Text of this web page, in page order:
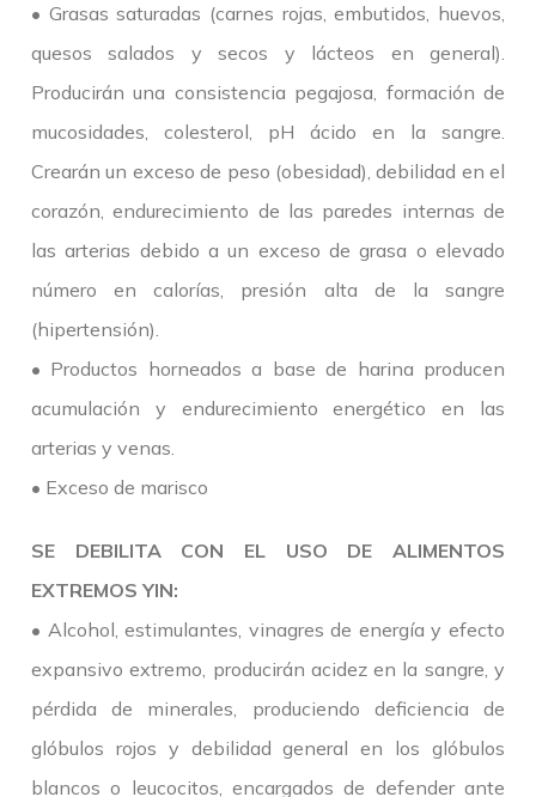
• Grasas saturadas (carnes rojas, embutidos, huevos,
quesos salados y secos y lácteos en general).
Producirán una consistencia pegajosa, formación de
mucosidades, colesterol, pH ácido en la sangre.
Crearán un exceso de peso (obesidad), debilidad en el
corazón, endurecimiento de las paredes internas de
las arterias debido a un exceso de grasa o elevado
número en calorías, presión alta de la sangre
(hipertensión).
• Productos horneados a base de harina producen
acumulación y endurecimiento energético en las
arterias y venas.
• Exceso de marisco
SE DEBILITA CON EL USO DE ALIMENTOS
EXTREMOS YIN:
• Alcohol, estimulantes, vinagres de energía y efecto
expansivo extremo, producirán acidez en la sangre, y
pérdida de minerales, produciendo deficiencia de
glóbulos rojos y debilidad general en los glóbulos
blancos o leucocitos, encargados de defender ante